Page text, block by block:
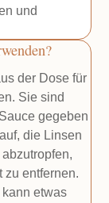
und
der Dose für
Sie sind
gegeben
die Linsen
zu entfernen.
etwas